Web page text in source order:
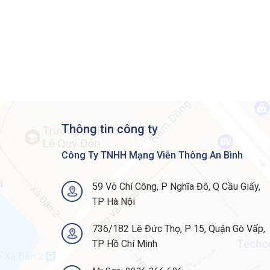
ACL scale entries
Packet buffer per SKU
FNF entries
Flash
VLAN IDs
Thông tin công ty
Công Ty TNHH Mạng Viễn Thông An Bình
59 Võ Chí Công, P Nghĩa Đô, Q Cầu Giấy,
TP Hà Nội
736/182 Lê Đức Thọ, P 15, Quận Gò Vấp,
TP Hồ Chí Minh